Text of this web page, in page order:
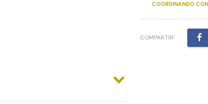
COORDINANDO
COMPARTIR: